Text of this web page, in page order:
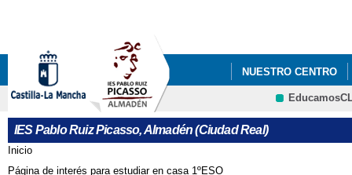
NUESTRO CENTRO
QUÉ HACEMOS
CONFLICTO
IES Pablo Ruiz Picasso, Almadén (Ciudad Real)
Se encuentra usted aquí
Inicio
Página de interés para estudiar en casa 1ºESO